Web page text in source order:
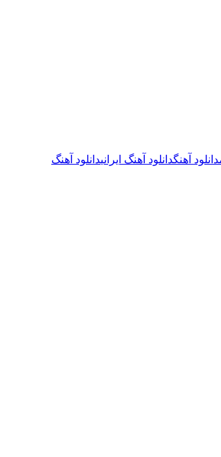
دانلود آهنگدانلود آهنگ ایرانیدانلود آهنگ